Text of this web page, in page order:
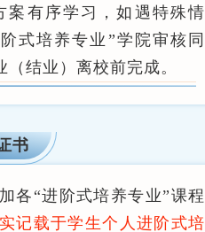
案有序学习，如遇特殊情
式培养专业”学院审核同
结业）离校前完成。
书
各“进阶式培养专业”课程
记载于学生个人进阶式培